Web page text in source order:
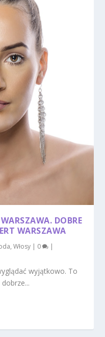
DOBRE
WARSZAWA
,Włosy | 0 |
wyjątkowo. To